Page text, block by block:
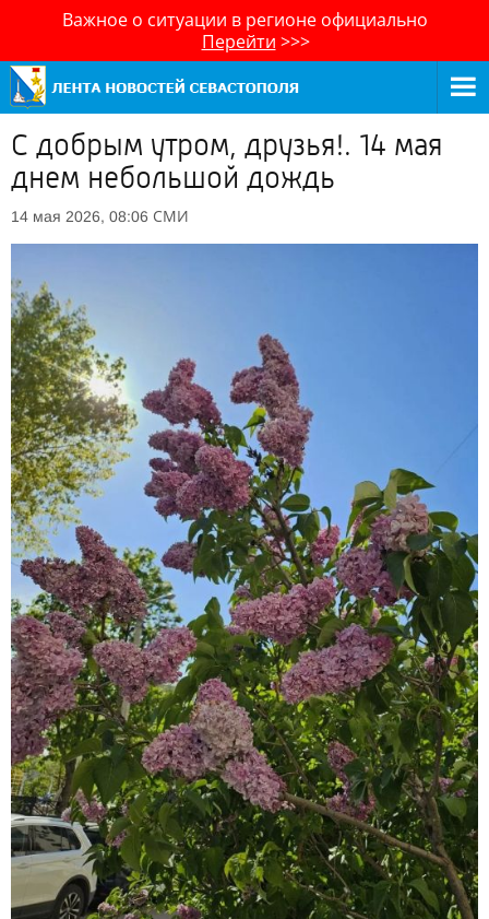
Важное о ситуации в регионе официально
Перейти >>>
С добрым утром, друзья!. 14 мая
днем небольшой дождь
14 мая 2026, 08:06 СМИ